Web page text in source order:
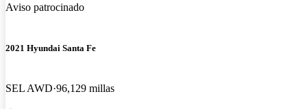
Aviso patrocinado
2021 Hyundai Santa Fe
SEL AWD 96,129 millas